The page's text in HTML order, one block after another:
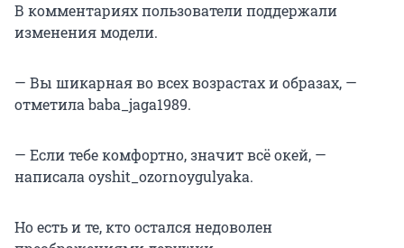
В комментариях пользователи поддержали
изменения модели.
— Вы шикарная во всех возрастах и образах, —
отметила baba_jaga1989.
— Если тебе комфортно, значит всё окей, —
написала oyshit_ozornoygulyaka.
Но есть и те, кто остался недоволен